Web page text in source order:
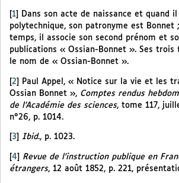
1
Dans son acte de naissance et quand il
polytechnique, son patronyme est
temps, il associe son second prénom et
publications « Ossian-Bonnet ». Ses trois
le nom de « Ossian-Bonnet ».
[2]
Paul Appel, « Notice sur la vie et les
Ossian Bonnet », Comptes rendus
de l’Académie des sciences, tome 117,
n°26, p. 1014.
3 Ibid., p. 1023.
[4] Revue de l’instruction publique en
étrangers, 12 août 1852, p. 221,